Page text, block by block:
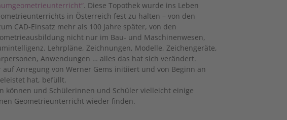
. Diese Topothek wurde ins Leben
in Österreich fest zu halten – von den
CAD-Einsatz mehr als 100 Jahre später, von den
nicht nur im Bau- und Maschinenwesen,
Lehrpläne, Zeichnungen, Modelle, Zeichengeräte,
Anwendungen … alles das hat sich verändert.
Anregung von Werner Gems initiiert und von Beginn an
hat, befüllt.
und Schülerinnen und Schüler vielleicht einige
Geometrieunterricht wieder finden.